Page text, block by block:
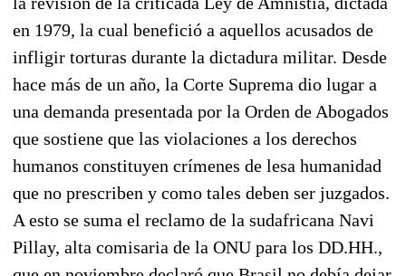
en 1979, la cual benefició a aquellos acusados de
infligir torturas durante la dictadura militar. Desde
hace más de un año, la Corte Suprema dio lugar a
una demanda presentada por la Orden de Abogados
que sostiene que las violaciones a los derechos
humanos constituyen crímenes de lesa humanidad
que no prescriben y como tales deben ser juzgados.
A esto se suma el reclamo de la sudafricana Navi
Pillay, alta comisaria de la ONU para los DD.HH.,